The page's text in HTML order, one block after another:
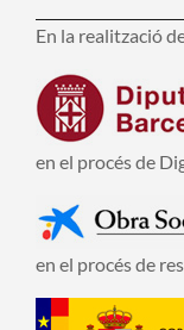
En la realització
en el procés de
en el procés de